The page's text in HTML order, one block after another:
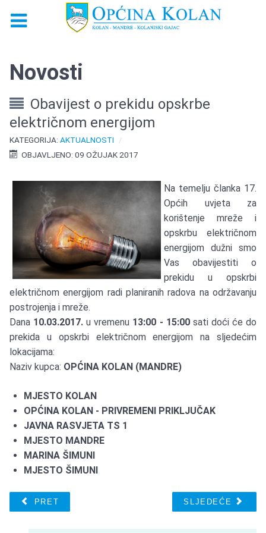
Novosti
Obavijest o prekidu opskrbe
električnom energijom
KATEGORIJA:AKTUALNOSTI
OBJAVLJENO: 09 OŽUJAK 2017
Na temelju članka 17.
Općih uvjeta za
korištenje mreže i
opskrbu električnom
energijom dužni smo
Vas obavijestiti o
prekidu u opskrbi
električnom energijom radi planiranih radova na održavanju
postrojenja i mreže.
Dana 10.03.2017. u vremenu 13:00 - 15:00sati doći će do
prekida u opskrbi električnom energijom na sljedećim
lokacijama:
Naziv kupca: OPĆINA KOLAN (MANDRE)
MJESTO KOLAN
OPĆINA KOLAN - PRIVREMENI PRIKLJUČAK
JAVNA RASVJETA TS 1
MJESTO MANDRE
MARINA ŠIMUNI
MJESTO ŠIMUNI
PRET SLJEDEĆE